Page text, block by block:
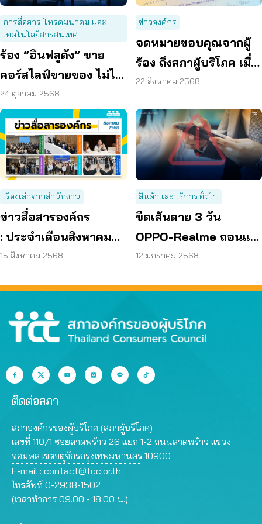
การสื่อสาร โทรคมนาคม และ
เทคโนโลยีสารสนเทศ
ร้อง “อินฟลูดัง” ขาย
คอร์สไลฟ์ขายของ ไม่ได้
ผล ไม่คืนเงิน
24 ตุลาคม 2568
ข่าวองค์กร
จดหมายขอบคุณจากผู้
ร้อง ถึงสภาผู้บริโภค เมื่อ
การร้องเรียน เปลี่ยนชีวิต
22 สิงหาคม 2568
เรื่องเล่าจากสำนักงาน
ข่าวสื่อสารองค์กร
: ประจำเดือนสิงหาคม
2568
15 สิงหาคม 2568
สินค้าและบริการทั่วไป
ขีดเส้นตาย 3 วัน
OPPO-Realme ถอนแอ
ปกู้เงินเถื่อนออก
12 มกราคม 2568
ติดต่อสภา
สภาองค์กรของผู้บริโภค (สภาผู้บริโภค)
เลขที่ 110/1 ซอยลาดพร้าว 26 แยก 1-2 ถนนลาดพร้าว แขวง
จอมพล เขตจตุจักรกรุงเทพมหานคร 10900
E-mail : contact@tcc.or.th
โทรศัพท์ 0-2938-1502
(เวลาทำการ 09.00 - 18.00 น.)